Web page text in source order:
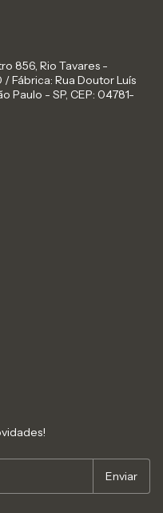
856, Rio Tavares -
Fábrica: Rua Doutor Luís
Paulo - SP, CEP: 04781-